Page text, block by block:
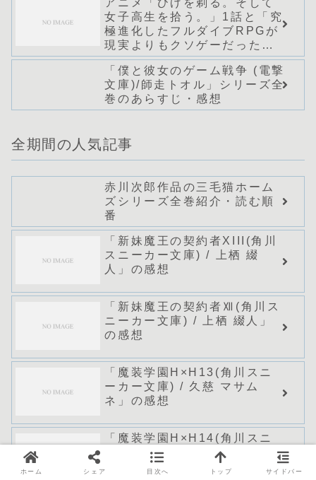
アニメ「ひげを剃る。そして
女子高生を拾う。」1話と「究
極進化したフルダイブRPGが
現実よりもクソゲーだった
ら」1話の感想
「僕と彼女のゲーム戦争 (電撃
文庫)/師走トオル」シリーズ全
巻のあらすじ・感想
全期間の人気記事
赤川次郎作品の三毛猫ホーム
ズシリーズ全巻紹介・読む順
番
「新妹魔王の契約者XIII(角川
スニーカー文庫) / 上栖 綴
人」の感想
「新妹魔王の契約者Ⅻ(角川ス
ニーカー文庫) / 上栖 綴人」
の感想
「魔装学園H×H13(角川スニ
ーカー文庫) / 久慈 マサム
ネ」の感想
「魔装学園H×H14(角川スニ
ーカー文庫)/久慈マサムネ」の
ホーム シェア 目次へ トップ サイドバー